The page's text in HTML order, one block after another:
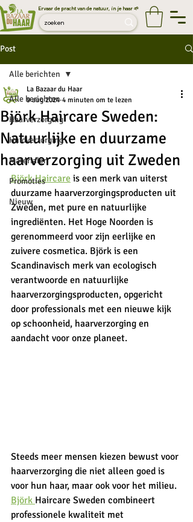
Ervaar de pracht van de natuur, in je haar 🌱
Post
Alle berichten
Haarverzorging
Huidverzorging
Materialen
Promoties
Nieuw
Alle berichten
Björk Haircare Sweden:
Natuurlijke en duurzame
haarverzorging uit Zweden
La Bazaar du Haar
9 aug 2024 4 minuten om te lezen
Björk Haircare is een merk van uiterst
duurzame haarverzorgingsproducten uit
Zweden, met pure en natuurlijke
ingrediënten. Het Hoge Noorden is
gerenommeerd voor zijn eerlijke en
zuivere cosmetica. Björk is een
Scandinavisch merk van ecologisch
verantwoorde en natuurlijke
haarverzorgingsproducten, opgericht
door professionals met een nieuwe kijk
op schoonheid, haarverzorging en
aandacht voor onze planeet.
Steeds meer mensen kiezen bewust voor
haarverzorging die niet alleen goed is
voor hun haar, maar ook voor het milieu.
Björk Haircare Sweden combineert
professionele kwaliteit met